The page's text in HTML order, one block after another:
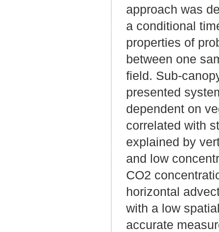
approach was
a conditional
properties of
between one
field. Sub-
presented
dependent on
correlated with
explained by
and low
CO2
horizontal
with a low
accurate